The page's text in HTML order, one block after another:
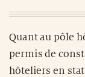
Quant au pôle
permis de
hôteliers en